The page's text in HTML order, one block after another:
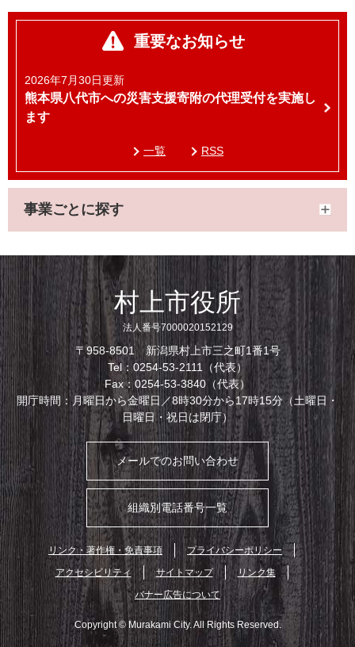
重要なお知らせ
2026年7月30日更新
熊本県八代市への災害支援寄附の代理受付を実施し
ます
一覧 RSS
事業ごとに探す
村上市役所
法人番号7000020152129
〒958-8501 新潟県村上市三之町1番1号
Tel：0254-53-2111（代表）
Fax：0254-53-3840（代表）
開庁時間：月曜日から金曜日／8時30分から17時15分（土曜日・
日曜日・祝日は閉庁）
メールでのお問い合わせ
組織別電話番号一覧
リンク・著作権・免責事項
プライバシーポリシー
アクセシビリティ
サイトマップ
リンク集
バナー広告について
Copyright © Murakami City. All Rights Reserved.